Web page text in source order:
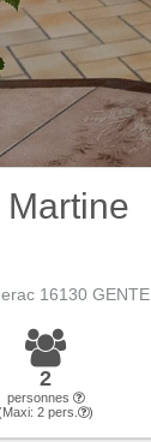
16130 GENTE
2
personnes
2 pers. )